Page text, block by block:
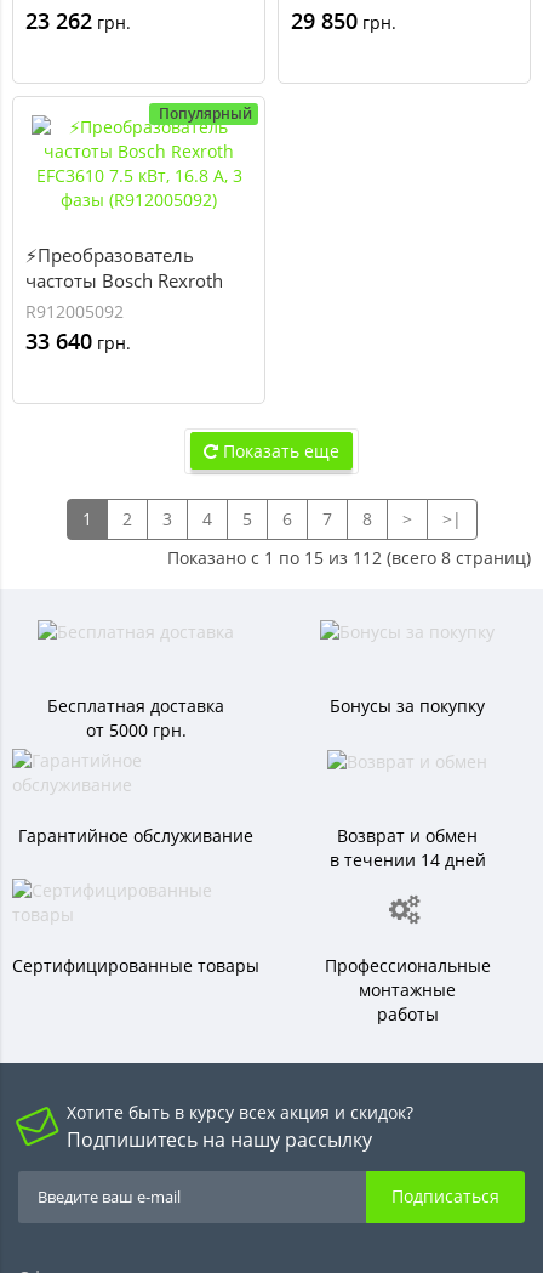
фазы (R912005722)
23 262 грн. фазы (R912005091)
29 850 грн.
Популярный
⚡Преобразователь
частоты Bosch Rexroth
EFC3610 7.5 кВт, 16.8 А, 3
фазы (R912005092)
R912005092
33 640 грн.
Показать еще
1 2 3 4 5 6 7 8 >
>|
Показано с 1 по 15 из 112 (всего 8 страниц)
Бесплатная доставка
от 5000 грн.
Бонусы за покупку
Гарантийное обслуживание
Возврат и обмен
в течении 14 дней
Сертифицированные товары
Профессиональные
монтажные
работы
Хотите быть в курсу всех акция и скидок?
Подпишитесь на нашу рассылку
Подписаться